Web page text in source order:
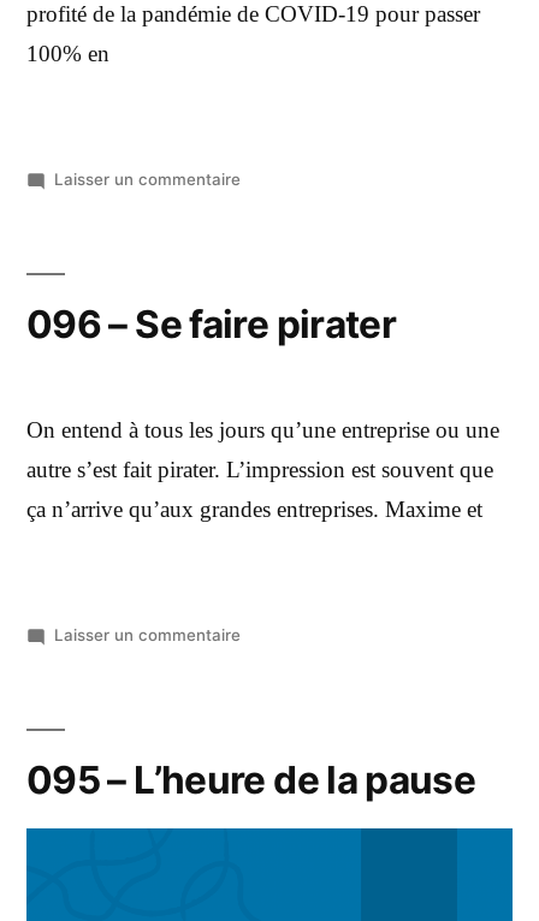
profité de la pandémie de COVID-19 pour passer
100% en
Laisser un commentaire
096 – Se faire pirater
On entend à tous les jours qu’une entreprise ou une
autre s’est fait pirater. L’impression est souvent que
ça n’arrive qu’aux grandes entreprises. Maxime et
Laisser un commentaire
095 – L’heure de la pause